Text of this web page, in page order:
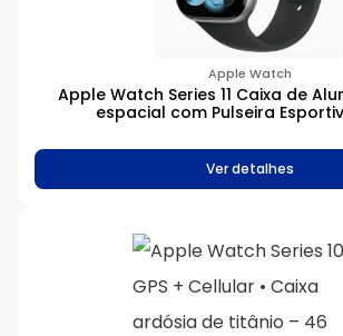
Apple Watch
Apple Watch Series 11 Caixa de
espacial com Pulseira
Ver detalhes